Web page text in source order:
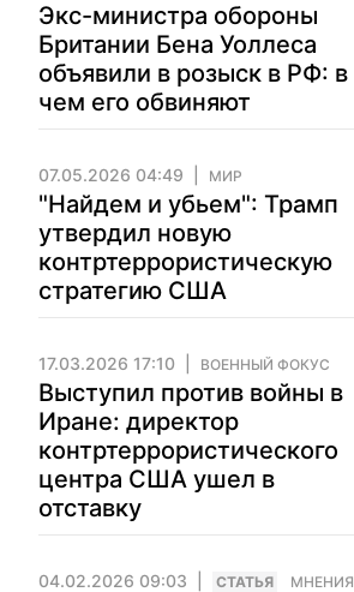
Экс-министра обороны
Британии Бена Уоллеса
объявили в розыск в РФ: в
чем его обвиняют
07.05.2026 04:49 МИР
"Найдем и убьем": Трамп
утвердил новую
контртеррористическую
стратегию США
17.03.2026 17:10 ВОЕННЫЙ ФОКУС
Выступил против войны в
Иране: директор
контртеррористического
центра США ушел в
отставку
04.02.2026 09:03 CТАТЬЯ МНЕНИЯ